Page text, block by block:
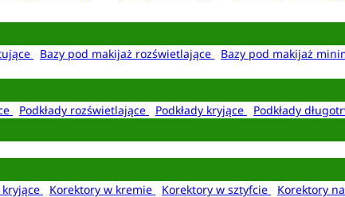
Bazy pod makijaż rozświetlające Bazy pod makijaż
Podkłady rozświetlające Podkłady kryjące Podkłady
Korektory w kremie Korektory w sztyfcie
Korektory